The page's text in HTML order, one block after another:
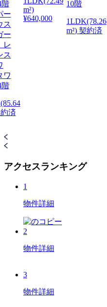
ー
ス
ー
ス
階
済
m²)
¥640,000
10階
1LDK(78.26
m²) 契約済
アクセスランキング
1
物件詳細
2
物件詳細
3
物件詳細